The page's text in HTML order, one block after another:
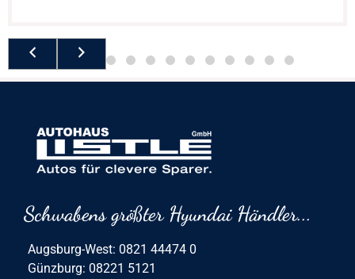
Schwabens größter Hyundai Händler...
Augsburg-West: 0821 44474 0
Günzburg: 08221 5121